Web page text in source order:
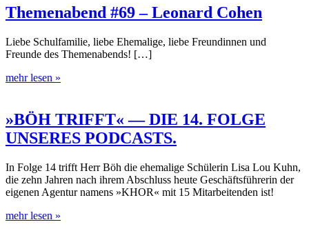
Themenabend #69 – Leonard Cohen
Liebe Schulfamilie, liebe Ehemalige, liebe Freundinnen und
Freunde des Themenabends! […]
mehr lesen »
»BÖH TRIFFT« — DIE 14. FOLGE
UNSERES PODCASTS.
In Folge 14 trifft Herr Böh die ehemalige Schülerin Lisa Lou Kuhn,
die zehn Jahren nach ihrem Abschluss heute Geschäftsführerin der
eigenen Agentur namens »KHOR« mit 15 Mitarbeitenden ist!
mehr lesen »